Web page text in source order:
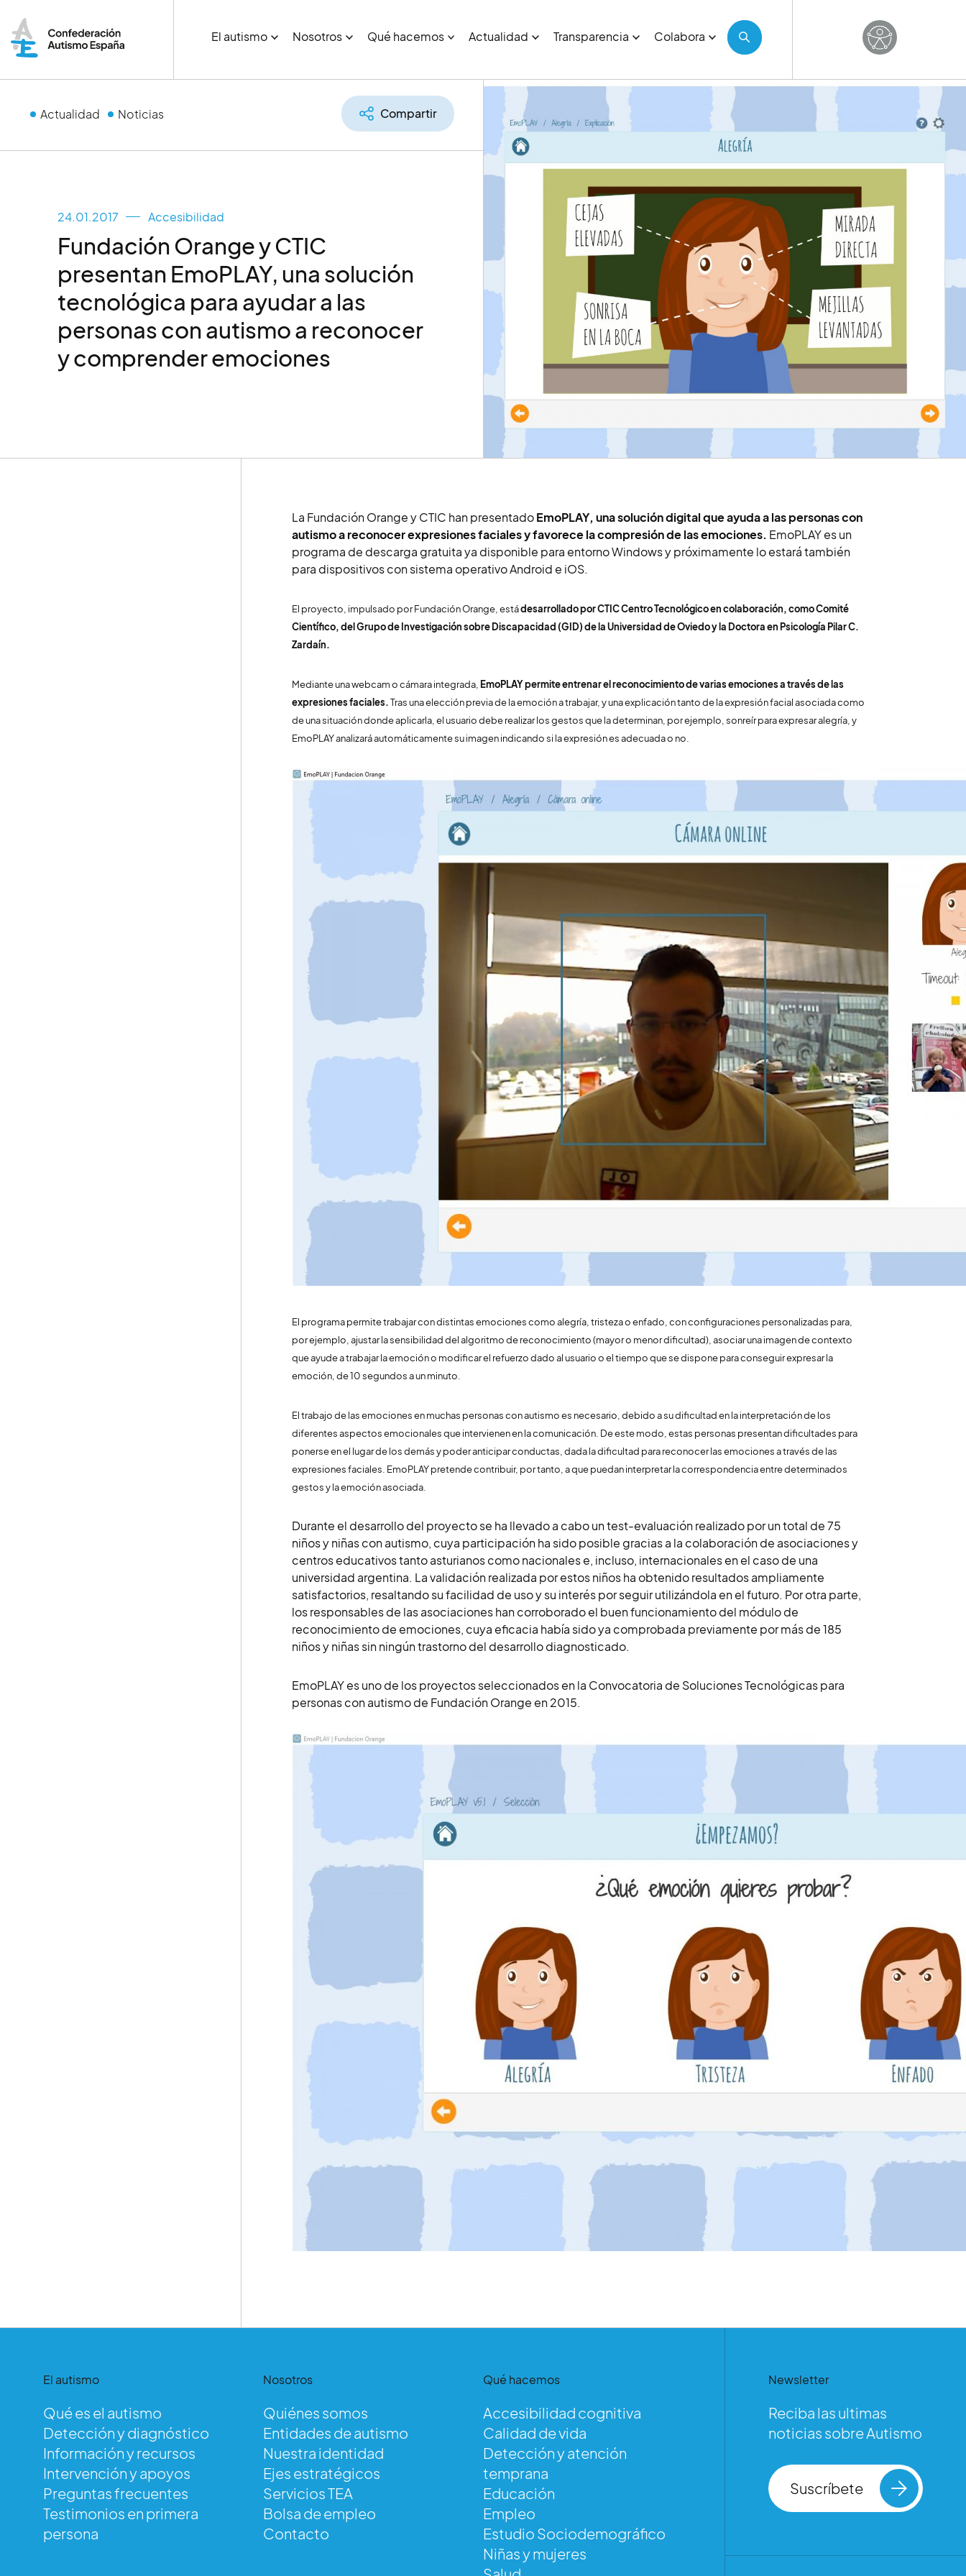
El autismo Nosotros Qué hacemos Actualidad Transparencia Colabora
Actualidad Noticias Compartir
24.01.2017 Accesibilidad
Fundación Orange y CTIC
presentan EmoPLAY, una solución
tecnológica para ayudar a las
personas con autismo a reconocer
y comprender emociones
La Fundación Orange y CTIC han presentadoEmoPLAY, una solución digital que ayuda a las personas con
autismo a reconocer expresiones faciales y favorece la compresión de las emociones. EmoPLAY es un
programa de descarga gratuita ya disponible para entorno Windows y próximamente lo estará también
para dispositivos con sistema operativo Android e iOS.
El proyecto, impulsado por Fundación Orange, estádesarrollado por CTIC Centro Tecnológico en colaboración, como Comité
Científico, del Grupo de Investigación sobre Discapacidad (GID) de la Universidad de Oviedo y la Doctora en Psicología Pilar C.
Zardaín.
Mediante una webcam o cámara integrada, EmoPLAY permite entrenar el reconocimiento de varias emociones a través de las
expresiones faciales.Tras una elección previa de la emoción a trabajar, y una explicación tanto de la expresión facial asociada como
de una situación donde aplicarla, el usuario debe realizar los gestos que la determinan, por ejemplo, sonreír para expresar alegría, y
EmoPLAY analizará automáticamente su imagen indicando si la expresión es adecuada o no.
El programa permite trabajar con distintas emociones como alegría, tristeza o enfado, con configuraciones personalizadas para,
por ejemplo, ajustar la sensibilidad del algoritmo de reconocimiento (mayor o menor dificultad), asociar una imagen de contexto
que ayude a trabajar la emoción o modificar el refuerzo dado al usuario o el tiempo que se dispone para conseguir expresar la
emoción, de 10 segundos a un minuto.
El trabajo de las emociones en muchas personas con autismo es necesario, debido a su dificultad en la interpretación de los
diferentes aspectos emocionales que intervienen en la comunicación. De este modo, estas personas presentan dificultades para
ponerse en el lugar de los demás y poder anticipar conductas, dada la dificultad para reconocer las emociones a través de las
expresiones faciales. EmoPLAY pretende contribuir, por tanto, a que puedan interpretar la correspondencia entre determinados
gestos y la emoción asociada.
Durante el desarrollo del proyecto se ha llevado a cabo un test-evaluación realizado por un total de 75
niños y niñas con autismo, cuya participación ha sido posible gracias a la colaboración de asociaciones y
centros educativos tanto asturianos como nacionales e, incluso, internacionales en el caso de una
universidad argentina. La validación realizada por estos niños ha obtenido resultados ampliamente
satisfactorios, resaltando su facilidad de uso y su interés por seguir utilizándola en el futuro. Por otra parte,
los responsables de las asociaciones han corroborado el buen funcionamiento del módulo de
reconocimiento de emociones, cuya eficacia había sido ya comprobada previamente por más de 185
niños y niñas sin ningún trastorno del desarrollo diagnosticado.
EmoPLAY es uno de los proyectos seleccionados en la Convocatoria de Soluciones Tecnológicas para
personas con autismo de Fundación Orange en 2015.
El autismo
Qué es el autismo
Detección y diagnóstico
Información y recursos
Intervención y apoyos
Preguntas frecuentes
Testimonios en primera
persona
Nosotros
Quiénes somos
Entidades de autismo
Nuestra identidad
Ejes estratégicos
Servicios TEA
Bolsa de empleo
Contacto
Qué hacemos
Accesibilidad cognitiva
Calidad de vida
Detección y atención
temprana
Educación
Empleo
Estudio Sociodemográfico
Niñas y mujeres
Newsletter
Reciba las ultimas
noticias sobre Autismo
Suscríbete